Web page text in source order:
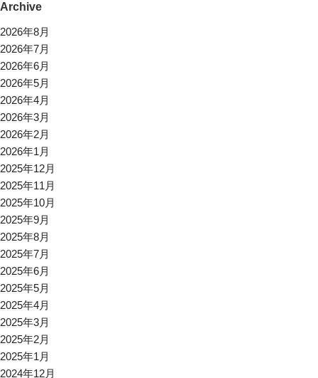
Archive
2026年8月
2026年7月
2026年6月
2026年5月
2026年4月
2026年3月
2026年2月
2026年1月
2025年12月
2025年11月
2025年10月
2025年9月
2025年8月
2025年7月
2025年6月
2025年5月
2025年4月
2025年3月
2025年2月
2025年1月
2024年12月